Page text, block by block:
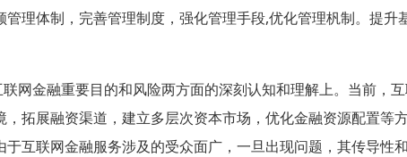
理体制，完善管理制度，强化管理手段,优化管理杋制。提升
网金融重要目的和风险两方面的深刻认知和理解上。当前，
拓展融资渠道，建立多层次资本市场，优化金融资源配置等
互联网金融服务涉及的受众面广，一旦出现问题，其传导性和